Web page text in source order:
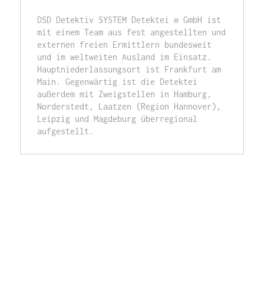
DSD Detektiv SYSTEM Detektei ® GmbH ist
mit einem Team aus fest angestellten und
externen freien Ermittlern bundesweit
und im weltweiten Ausland im Einsatz.
Hauptniederlassungsort ist Frankfurt am
Main. Gegenwärtig ist die Detektei
außerdem mit Zweigstellen in Hamburg,
Norderstedt, Laatzen (Region Hannover),
Leipzig und Magdeburg überregional
aufgestellt.